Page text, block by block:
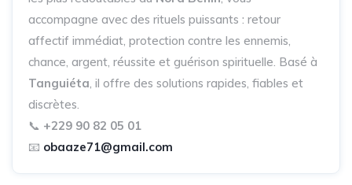
accompagne avec des rituels puissants : retour
affectif immédiat, protection contre les ennemis,
chance, argent, réussite et guérison spirituelle. Basé à
Tanguiéta, il offre des solutions rapides, fiables et
discrètes.
📞 +229 90 82 05 01
📧 obaaze71@gmail.com